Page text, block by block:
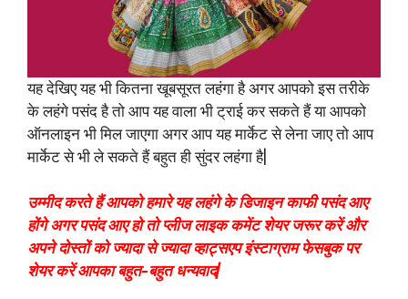
यह देखिए यह भी कितना खूबसूरत लहंगा है अगर आपको इस तरीके
के लहंगे पसंद है तो आप यह वाला भी ट्राई कर सकते हैं या आपको
ऑनलाइन भी मिल जाएगा अगर आप यह मार्केट से लेना जाए तो आप
मार्केट से भी ले सकते हैं बहुत ही सुंदर लहंगा है|
उम्मीद करते हैं आपको हमारे यह लहंगे के डिजाइन काफी पसंद आए
होंगे अगर पसंद आए हो तो प्लीज लाइक कमेंट शेयर जरूर करें और
अपने दोस्तों को ज्यादा से ज्यादा व्हाट्सएप इंस्टाग्राम फेसबुक पर
शेयर करें आपका बहुत-बहुत धन्यवाद|